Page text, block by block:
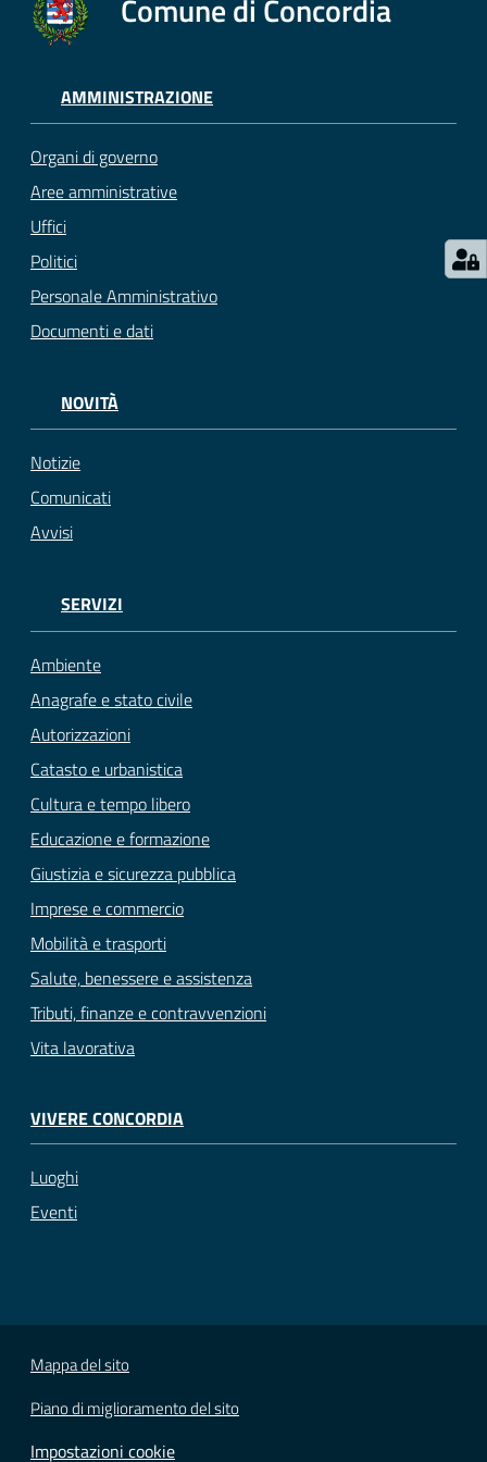
Comune di Concordia
AMMINISTRAZIONE
Organi di governo
Aree amministrative
Uffici
Politici
Personale Amministrativo
Documenti e dati
NOVITÀ
Notizie
Comunicati
Avvisi
SERVIZI
Ambiente
Anagrafe e stato civile
Autorizzazioni
Catasto e urbanistica
Cultura e tempo libero
Educazione e formazione
Giustizia e sicurezza pubblica
Imprese e commercio
Mobilità e trasporti
Salute, benessere e assistenza
Tributi, finanze e contravvenzioni
Vita lavorativa
VIVERE CONCORDIA
Luoghi
Eventi
Mappa del sito
Piano di miglioramento del sito
Impostazioni cookie